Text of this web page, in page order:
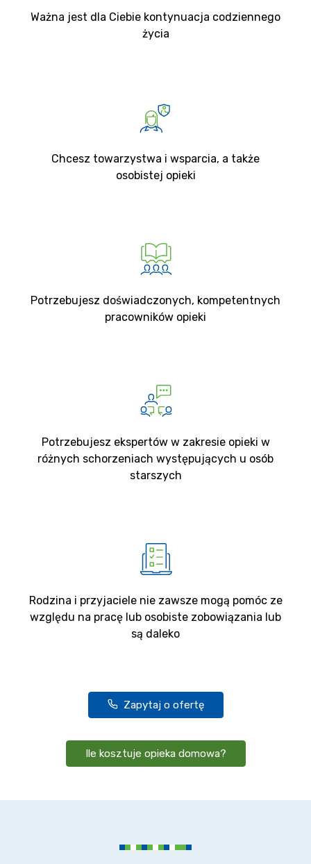
Ważna jest dla Ciebie kontynuacja codziennego
życia
Chcesz towarzystwa i wsparcia, a także
osobistej opieki
Potrzebujesz doświadczonych, kompetentnych
pracowników opieki
Potrzebujesz ekspertów w zakresie opieki w
różnych schorzeniach występujących u osób
starszych
Rodzina i przyjaciele nie zawsze mogą pomóc ze
względu na pracę lub osobiste zobowiązania lub
są daleko
Zapytaj o ofertę
Ile kosztuje opieka domowa?